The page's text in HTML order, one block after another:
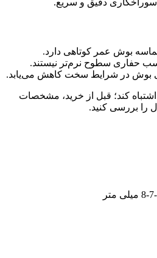
کند؛ قبل از خرید، مشخصات
بررسی کنید.